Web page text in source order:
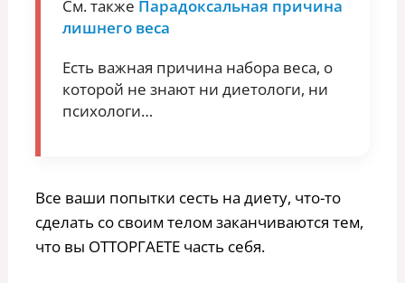
См. также Парадоксальная причина
лишнего веса
Есть важная причина набора веса, о
которой не знают ни диетологи, ни
психологи…
Все ваши попытки сесть на диету, что-то
сделать со своим телом заканчиваются тем,
что вы ОТТОРГАЕТЕ часть себя.